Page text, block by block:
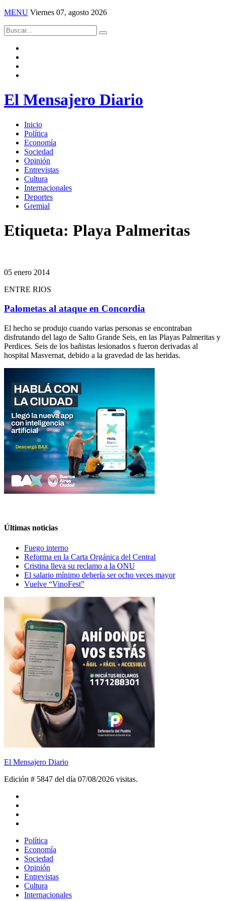
MENU Viernes 07, agosto 2026
El Mensajero Diario
Inicio
Política
Economía
Sociedad
Opinión
Entrevistas
Cultura
Internacionales
Deportes
Gremial
Etiqueta: Playa Palmeritas
05 enero 2014
ENTRE RIOS
Palometas al ataque en Concordia
El hecho se produjo cuando varias personas se encontraban
disfrutando del lago de Salto Grande Seis, en las Playas Palmeritas y
Perdices. Seis de los bañistas lesionados s fueron derivadas al
hospital Masvernat, debido a la gravedad de las heridas.
Últimas noticias
Fuego interno
Reforma en la Carta Orgánica del Central
Cristina lleva su reclamo a la ONU
El salario mínimo debería ser ocho veces mayor
Vuelve “VinoFest”
El Mensajero Diario
Edición # 5847 del día 07/08/2026 visitas.
Política
Economía
Sociedad
Opinión
Entrevistas
Cultura
Internacionales